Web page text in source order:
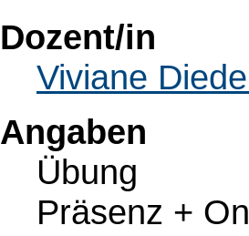
Dozent/in
Viviane
Angaben
Übung
Präsenz +